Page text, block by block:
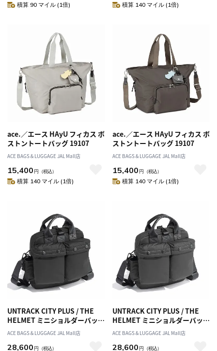
積算 90 マイル (1倍) 積算 140 マイル (1倍)
ace.／エース HAyU フィカス ボ
ストントートバッグ 19107
ACE BAGS＆LUGGAGE JAL Mall店
15,400 円 （税込）
積算 140 マイル (1倍)
ace.／エース HAyU フィカス ボ
ストントートバッグ 19107
ACE BAGS＆LUGGAGE JAL Mall店
15,400 円 （税込）
積算 140 マイル (1倍)
UNTRACK CITY PLUS / THE
HELMET ミニショルダーバッグ
60342
ACE BAGS＆LUGGAGE JAL Mall店
28,600 円 （税込）
UNTRACK CITY PLUS / THE
HELMET ミニショルダーバッグ
60342
ACE BAGS＆LUGGAGE JAL Mall店
28,600 円 （税込）